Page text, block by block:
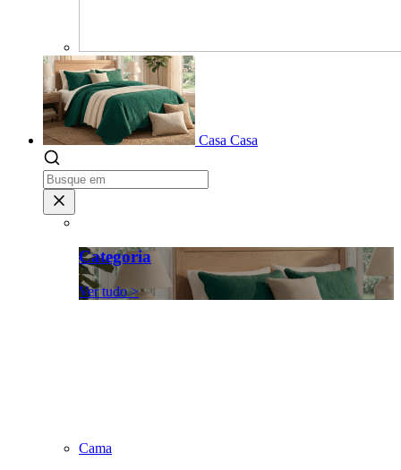
Casa Casa
Categoria
Ver tudo >
Cama